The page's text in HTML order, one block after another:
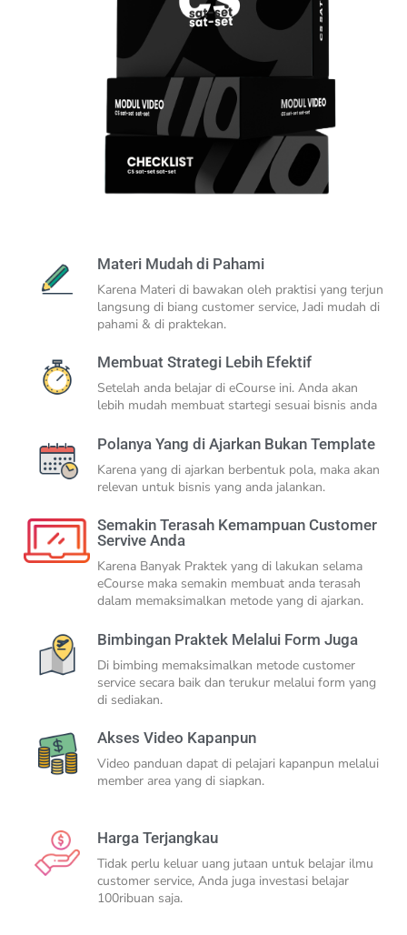
Materi Mudah di Pahami
Karena Materi di bawakan oleh praktisi yang terjun
langsung di biang customer service, Jadi mudah di
pahami & di praktekan.
Membuat Strategi Lebih Efektif
Setelah anda belajar di eCourse ini. Anda akan
lebih mudah membuat startegi sesuai bisnis anda
Polanya Yang di Ajarkan Bukan Template
Karena yang di ajarkan berbentuk pola, maka akan
relevan untuk bisnis yang anda jalankan.
Semakin Terasah Kemampuan Customer
Servive Anda
Karena Banyak Praktek yang di lakukan selama
eCourse maka semakin membuat anda terasah
dalam memaksimalkan metode yang di ajarkan.
Bimbingan Praktek Melalui Form Juga
Di bimbing memaksimalkan metode customer
service secara baik dan terukur melalui form yang
di sediakan.
Akses Video Kapanpun
Video panduan dapat di pelajari kapanpun melalui
member area yang di siapkan.
Harga Terjangkau
Tidak perlu keluar uang jutaan untuk belajar ilmu
customer service, Anda juga investasi belajar
100ribuan saja.